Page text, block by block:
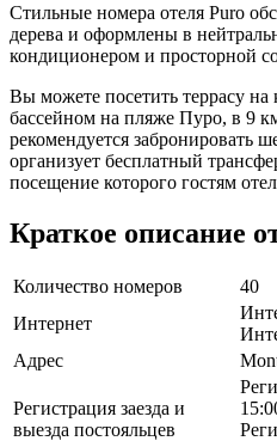
Стильные номера отеля Puro
дерева и оформлены в
кондиционером и просторной
Вы можете посетить террасу
бассейном на пляже Пуро, в 9
рекомендуется забронировать
организует бесплатный
посещение которого гостям
Краткое описание
Количество номеров
40
Интернет
Адрес
Регистрация заезда и
выезда постояльцев